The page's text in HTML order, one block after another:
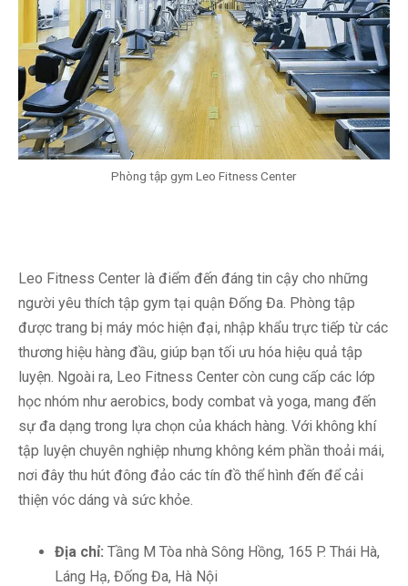
Phòng tập gym Leo Fitness Center
Leo Fitness Center là điểm đến đáng tin cậy cho những
người yêu thích tập gym tại quận Đống Đa. Phòng tập
được trang bị máy móc hiện đại, nhập khẩu trực tiếp từ các
thương hiệu hàng đầu, giúp bạn tối ưu hóa hiệu quả tập
luyện. Ngoài ra, Leo Fitness Center còn cung cấp các lớp
học nhóm như aerobics, body combat và yoga, mang đến
sự đa dạng trong lựa chọn của khách hàng. Với không khí
tập luyện chuyên nghiệp nhưng không kém phần thoải mái,
nơi đây thu hút đông đảo các tín đồ thể hình đến để cải
thiện vóc dáng và sức khỏe.
Địa chỉ: Tầng M Tòa nhà Sông Hồng, 165 P. Thái Hà,
Láng Hạ, Đống Đa, Hà Nội